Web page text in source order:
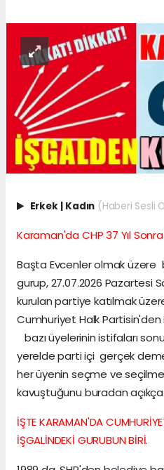
Erkek | Kadın (Haberi Sesli
Karaman'da CHP 37 Yıl
Başta Evcenler olmak üzere
gurup, 27.07.2026 Pazartesi
kurulan partiye katılmak
Cumhuriyet Halk
bazı üyelerinin istifaları
yerelde parti içi gerçek
her üyenin seçme ve
kavuştuğunu buradan
İŞTE KARAMAN'DA
İŞGALİNDEKİ GURUBUN BİRİ.